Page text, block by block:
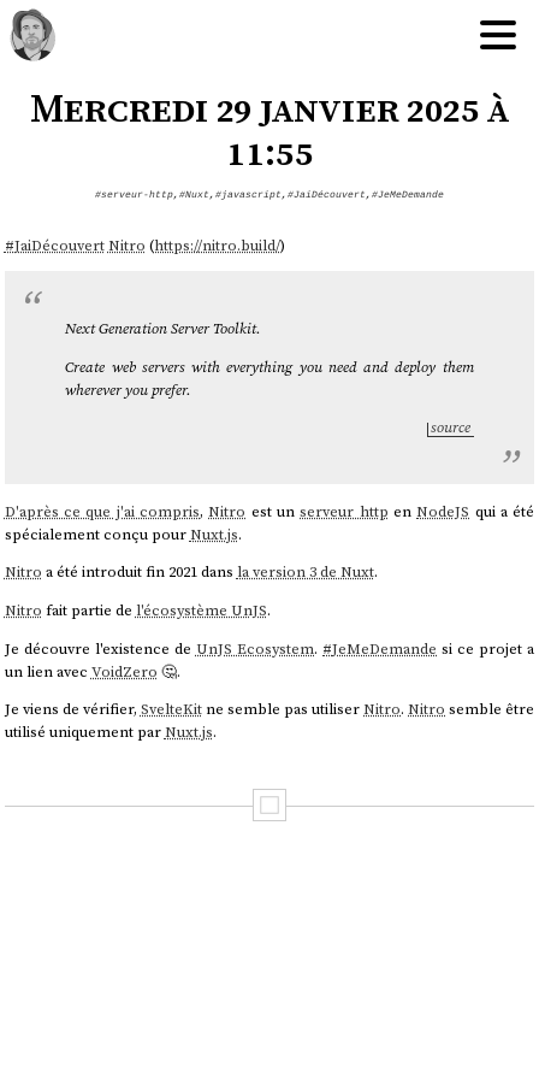
Mercredi 29 janvier 2025 à
11:55
#serveur-http, #Nuxt, #javascript, #JaiDécouvert, #JeMeDemande
#JaiDécouvertNitro (https://nitro.build/)
Next Generation Server Toolkit.
Create web servers with everything you need and deploy them
wherever you prefer.
source
D'après ce que j'ai compris,Nitro est unserveur http enNodeJS qui a été
spécialement conçu pourNuxt.js.
Nitro a été introduit fin 2021 dans la version 3 de Nuxt.
Nitro fait partie de l'écosystème UnJS.
Je découvre l'existence de UnJS Ecosystem. #JeMeDemande si ce projet a
un lien avec VoidZero 🤔.
Je viens de vérifier, SvelteKitne semble pas utiliserNitro.Nitro semble être
utilisé uniquement parNuxt.js.